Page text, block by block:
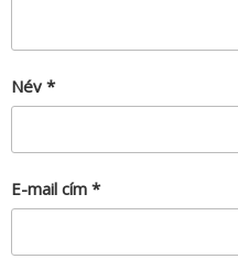
Név *
E-mail cím *